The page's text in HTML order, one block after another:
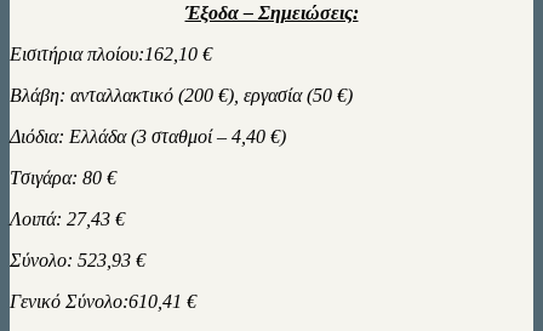
Έξοδα – Σημειώσεις:
Εισιτήρια πλοίου:162,10 €
Βλάβη: ανταλλακτικό (200 €), εργασία (50 €)
Διόδια: Ελλάδα (3 σταθμοί – 4,40 €)
Tσιγάρα: 80 €
Λοιπά: 27,43 €
Σύνολο: 523,93 €
Γενικό Σύνολο:610,41 €